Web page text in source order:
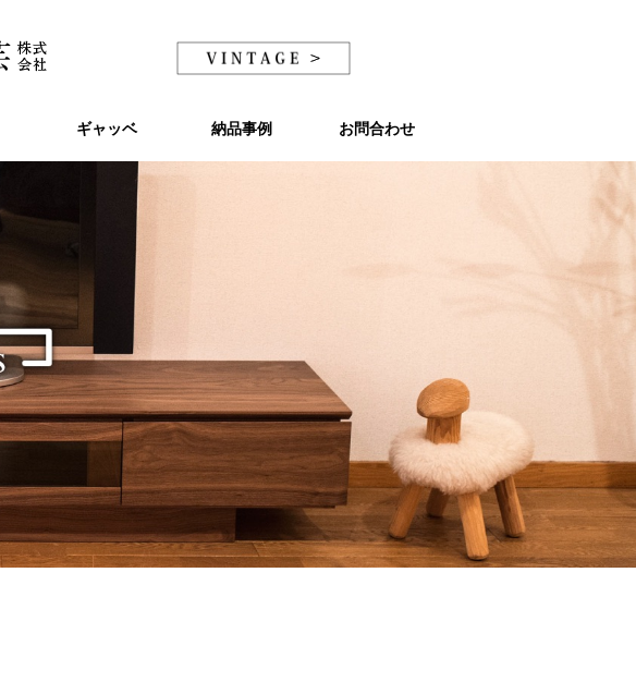
ギャッベ 納品事例 お問合わせ
ギャッベ 納品事例 お問合わせ